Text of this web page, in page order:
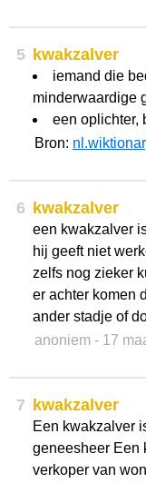
5 kwakzalver
iemand die
minderwaardige
een oplichter,
Bron:
6 kwakzalver
een kwakzalver
hij geeft niet
zelfs nog zieker
er achter komen
ander stadje of
anoniem - 17
7 kwakzalver
Een kwakzalver
geneesheer Een
verkoper van